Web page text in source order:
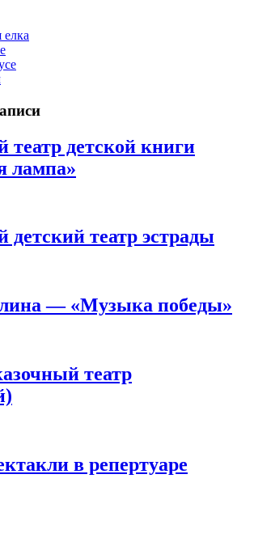
елка
театр детской книги
лампа»
детский театр эстрады
— «Музыка победы»
театр
в репертуаре